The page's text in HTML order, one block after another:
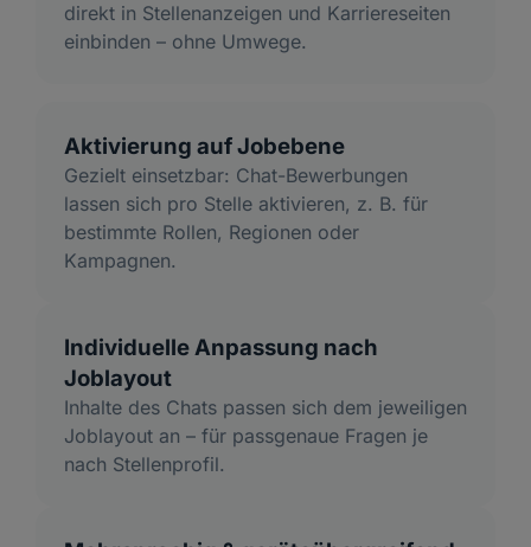
direkt in Stellenanzeigen und Karriereseiten
einbinden – ohne Umwege.
Aktivierung auf Jobebene
Gezielt einsetzbar: Chat-Bewerbungen
lassen sich pro Stelle aktivieren, z. B. für
bestimmte Rollen, Regionen oder
Kampagnen.
Individuelle Anpassung nach
Joblayout
Inhalte des Chats passen sich dem jeweiligen
Joblayout an – für passgenaue Fragen je
nach Stellenprofil.